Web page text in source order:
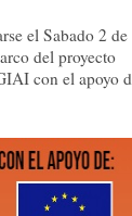
el Sabado 2 de
del proyecto
con el apoyo